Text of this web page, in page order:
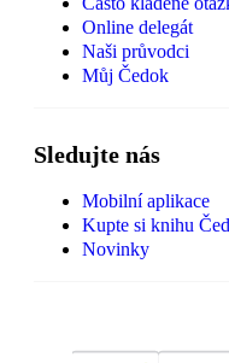
Online delegát
Naši průvodci
Můj Čedok
Sledujte nás
Mobilní aplikace
Kupte si knihu
Novinky